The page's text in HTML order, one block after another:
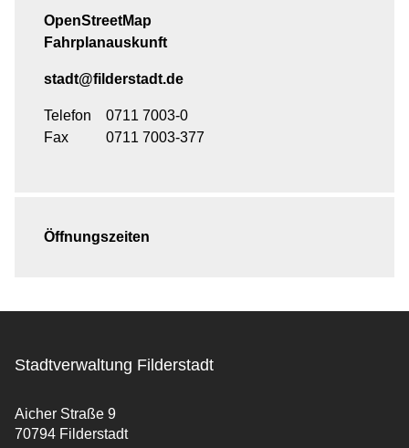
OpenStreetMap
Fahrplanauskunft
stadt@filderstadt.de
Telefon
0711 7003-0
Fax
0711 7003-377
Öffnungszeiten
Stadtverwaltung Filderstadt
Aicher Straße 9
70794 Filderstadt